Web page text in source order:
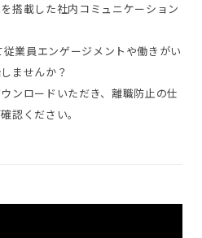
搭載した社内コミュニケーション
従業員エンゲージメントや働きがい
ませんか？
ンロードいただき、離職防止の仕
認ください。